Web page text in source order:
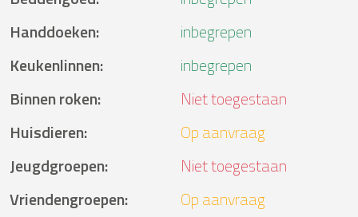
Handdoeken:
inbegrepen
Keukenlinnen:
inbegrepen
Binnen roken:
Niet toegestaan
Huisdieren:
Op aanvraag
Jeugdgroepen:
Niet toegestaan
Vriendengroepen: Op aanvraag